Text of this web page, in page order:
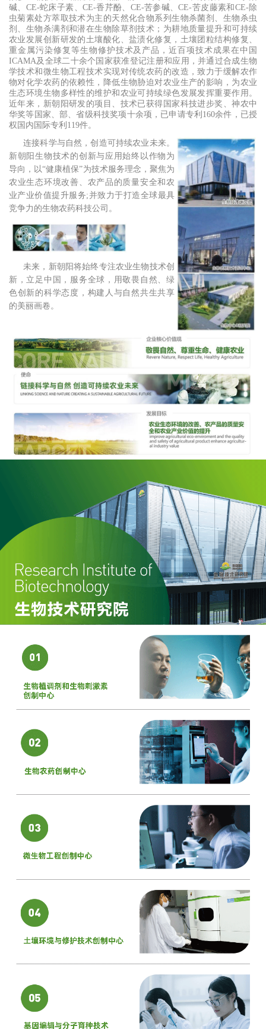
碱、CE-蛇床子素、CE-香芹酚、CE-苦参碱、CE-苦皮藤素和CE-除
虫菊素处方萃取技术为主的天然化合物系列生物杀菌剂、生物杀虫
剂、生物杀满剂和潜在生物除草剂技术；为耕地质量提升和可持续
农业发展创新研发的土壤酸化、盐渍化修复，土壤团粒结构修复、
重金属污染修复等生物修护技术及产品，近百项技术成果在中国
ICAMA及全球二十余个国家获准登记注册和应用，并通过合成生物
学技术和微生物工程技术实现对传统农药的改造，致力于缓解农作
物对化学农药的依赖性，降低生物胁迫对农业生产的影响，为农业
生态环境生物多样性的维护和农业可持续绿色发展发挥重要作用。
近年来，新朝阳研发的项目、技术已获得国家科技进步奖、神农中
华奖等国家、部、省级科技奖项十余项，已申请专利160余件，已授
权国内国际专利119件。
连接科学与自然，创造可持续农业未来。
新朝阳生物技术的创新与应用始终以作物为
导向，以“健康植保”为技术服务理念，聚焦为
农业生态环境改善、农产品的质量安全和农
业产业价值提升服务;并致力于打造全球最具
竞争力的生物农药科技公司。
未来，新朝阳将始终专注农业生物技术创
新，立足中国，服务全球，用敬畏自然、绿
色创新的科学态度，构建人与自然共生共享
的美丽画卷。